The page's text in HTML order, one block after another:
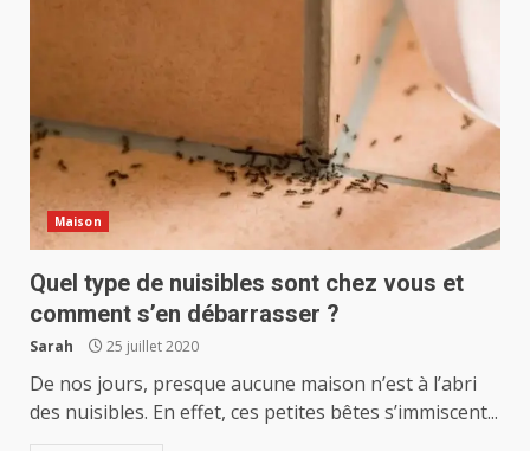
Maison
Quel type de nuisibles sont chez vous et
comment s’en débarrasser ?
Sarah 25 juillet 2020
De nos jours, presque aucune maison n’est à l’abri
des nuisibles. En effet, ces petites bêtes s’immiscent...